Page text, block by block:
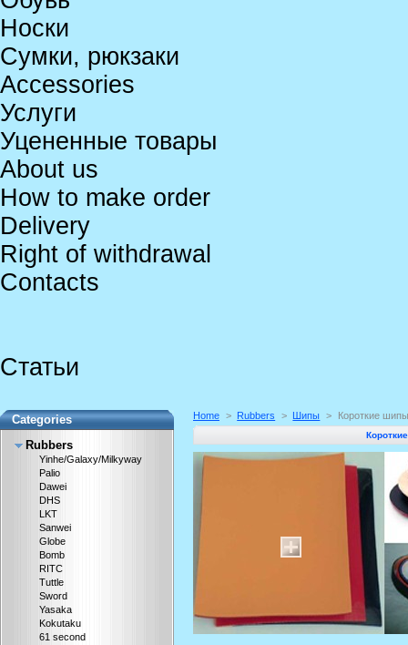
Носки
Сумки, рюкзаки
Accessories
Услуги
Уцененные товары
About us
How to make order
Delivery
Right of withdrawal
Contacts
Статьи
Categories
Rubbers
Yinhe/Galaxy/Milkyway
Palio
Dawei
DHS
LKT
Sanwei
Globe
Bomb
RITC
Tuttle
Sword
Yasaka
Kokutaku
61 second
Home > Rubbers > Шипы > Короткие шипы